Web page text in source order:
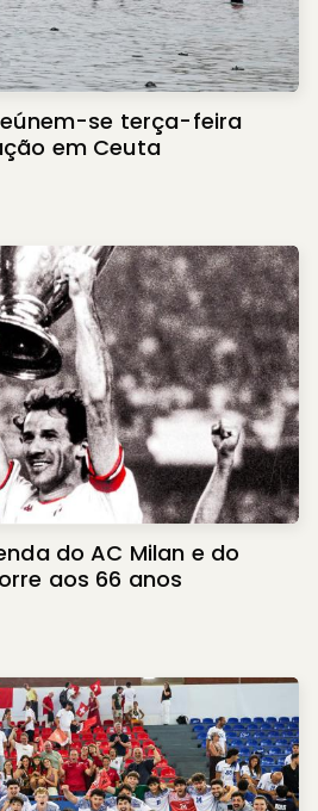
se terça-feira
em Ceuta
do AC Milan e do
aos 66 anos